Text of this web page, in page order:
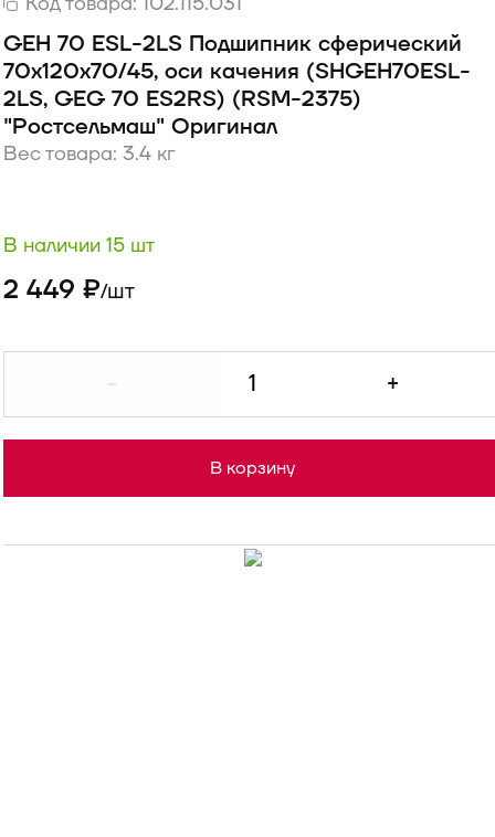
GEH 70 ESL-2LS Подшипник сферический
70х120х70/45, оси качения (SHGEH70ESL-
2LS, GEG 70 ES2RS) (RSM-2375)
"Ростсельмаш" Оригинал
Вес товара: 3.4 кг
В наличии 15 шт
2 449 ₽/шт
+
В корзину